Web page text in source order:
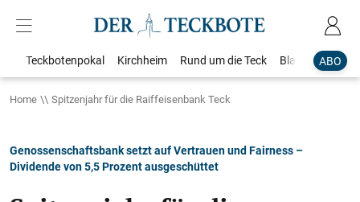
ABO
Teckbotenpokal Kirchheim Rund um die Teck Blaulicht
Home Spitzenjahr für die Raiffeisenbank Teck
Genossenschaftsbank setzt auf Vertrauen und Fairness –
Dividende von 5,5 Prozent ausgeschüttet